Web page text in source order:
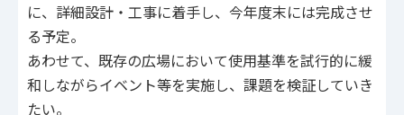
に、詳細設計・工事に着手し、今年度末には完成させ
る予定。
あわせて、既存の広場において使用基準を試行的に緩
和しながらイベント等を実施し、課題を検証していき
たい。